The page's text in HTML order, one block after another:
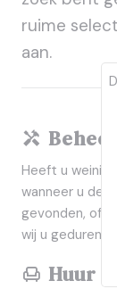
ruime
aan.
Beheer
Heeft u weinig
wanneer u
gevonden, of
wij u
Huur